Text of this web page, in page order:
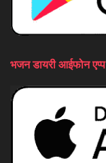
भजन डायरी आईफोन एप्प